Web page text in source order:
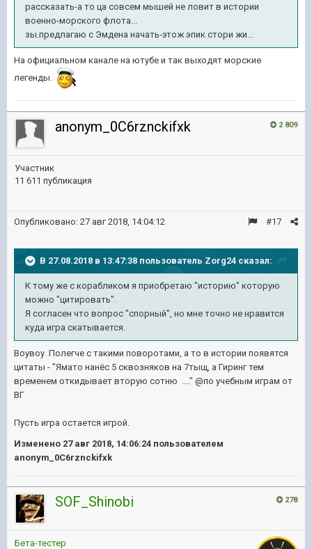
рассказать-а то ца совсем мышей не ловит в истории
военно-морского флота...
зы.предлагаю с Эмдена начать-этож эпик стори жи...
На официальном канале на ютубе и так выходят морские
легенды.
2 809
anonym_0C6rznckifxk
Участник
11 611 публикация
#17
Опубликовано: 27 авг 2018, 14:04:12
В 27.08.2018 в 13:47:38 пользователь Zorg24 сказал:
К тому же с корабликом я приобретаю "историю" которую
можно "цитировать".
Я согласен что вопрос "спорный", но мне точно не нравится
куда игра скатывается.
Воувоу. Полегче с такими поворотами, а то в истории появятся
цитаты - "Ямато нанёс 5 сквозняков на 7тыщ, а Гиринг тем
временем откидывает вторую сотню ...." @по учебным играм от
ВГ
Пусть игра остается игрой.
Изменено 27 авг 2018, 14:06:24 пользователем
anonym_0C6rznckifxk
278
SOF_Shinobi
Бета-тестер